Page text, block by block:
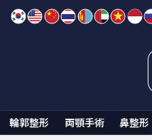
Skip
輪郭整形 両顎手術 鼻整形